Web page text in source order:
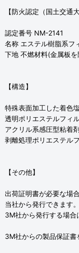
【防火認定（国土交通
認定番号 NM-2141
名称 エステル樹脂系フ
下地 不燃材料(金属板を
【構造】
特殊表面加工した着色
透明ポリエステルフィ
アクリル系感圧型粘着
剥離処理ポリエステル
【その他】
出荷証明書が必要な場
当社から発行できます。
3M社から発行する場合
3M社からの製品保証書